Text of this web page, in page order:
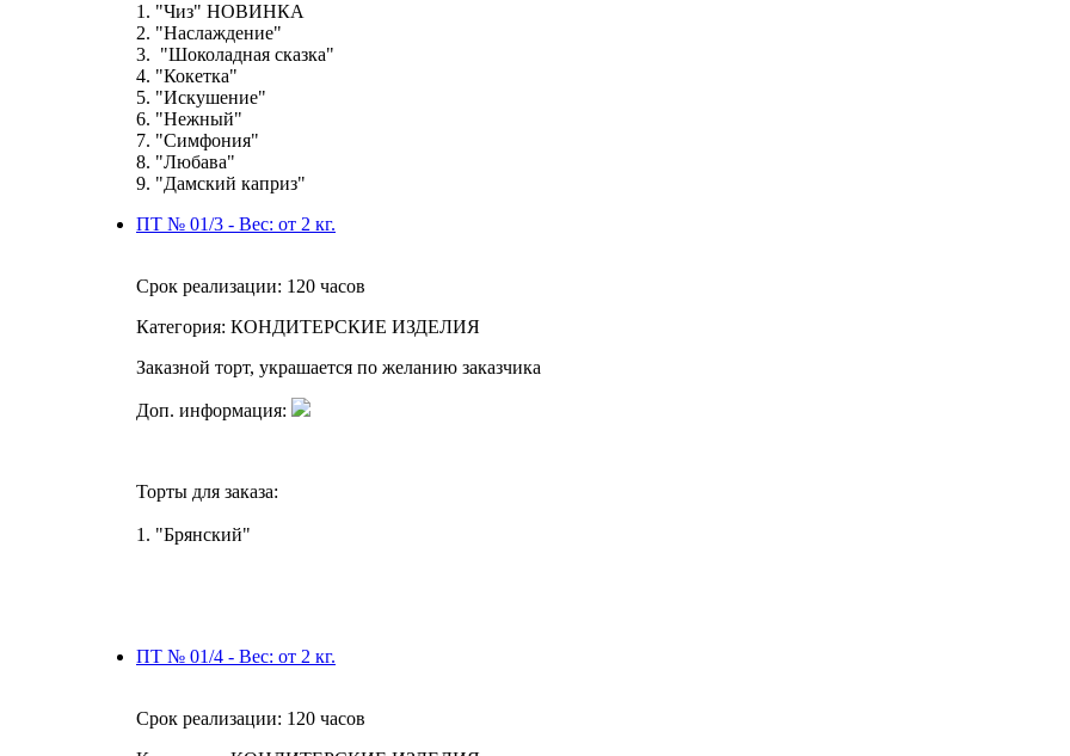
1. "Чиз" НОВИНКА
2. "Наслаждение"
3. "Шоколадная сказка"
4. "Кокетка"
5. "Искушение"
6. "Нежный"
7. "Симфония"
8. "Любава"
9. "Дамский каприз"
ПТ № 01/3 - Вес: от 2 кг.
Срок реализации: 120 часов
Категория: КОНДИТЕРСКИЕ ИЗДЕЛИЯ
Заказной торт, украшается по желанию заказчика
Доп. информация:
Торты для заказа:
1. "Брянский"
ПТ № 01/4 - Вес: от 2 кг.
Срок реализации: 120 часов